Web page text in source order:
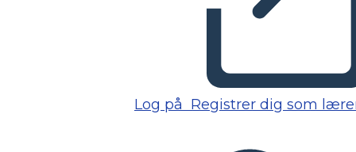
Log på Registrer dig som